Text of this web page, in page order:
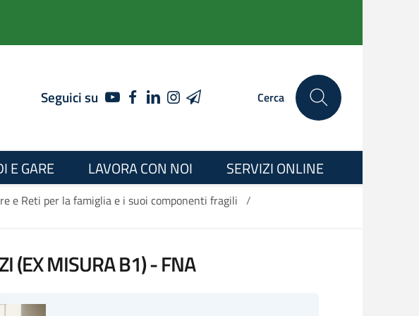
Seguici su YOUTUBEFACEBOOK
LINKEDIN
INSTAGRAM
TELEGRAM Cerca
E GARE LAVORA CON NOI SERVIZI ONLINE
e Reti per la famiglia e i suoi componenti fragili /
(EX MISURA B1) - FNA